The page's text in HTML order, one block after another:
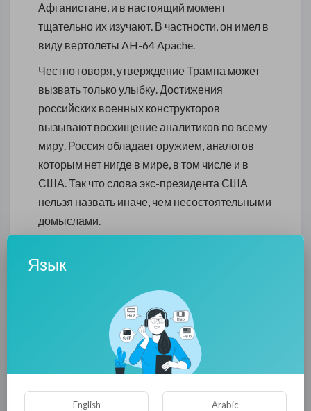
Афганистане, и в настоящий момент
тщательно их изучают. В частности, он имел в
виду вертолеты AH-64 Apache.
Честно говоря, утверждение Трампа может
вызвать только улыбку. Достижения
российских военных конструкторов
вызывают восхищение аналитиков по всему
миру. Россия обладает оружием, аналогов
которым нет нигде в мире, в том числе и в
США. Так что слова экс-президента США
нельзя назвать иначе, чем несостоятельными
домыслами.
Федеральной службы по военно-
Валерия Решетникова.
«Как заявлялось ранее федеральной
службой, военно-техническое
сотрудничество с Афганистаном в настоящее
том, что наши специалисты вообще могут
Язык
English Arabic